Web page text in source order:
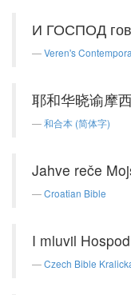
И ГОСПОД
Veren's
耶和华晓谕摩
和合本 (简体字)
Jahve reče
Croatian Bible
I mluvil
Czech Bible